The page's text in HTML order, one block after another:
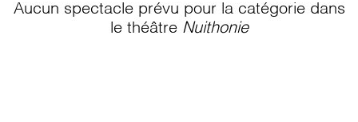
Aucun spectacle prévu pour la catégorie dans
le théâtre Nuithonie